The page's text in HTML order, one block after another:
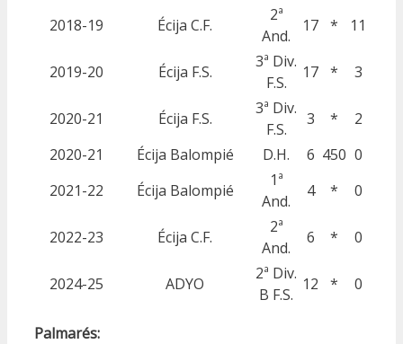
2018-19 Écija C.F.
2ª
And.
17 * 11
2019-20 Écija F.S.
3ª Div.
F.S.
17 * 3
2020-21 Écija F.S.
3ª Div.
F.S.
3 *
2
2020-21
Écija Balompié D.H. 6 450 0
2021-22
Écija Balompié
1ª
And.
4 * 0
2022-23 Écija C.F.
2ª
And.
6 * 0
2024-25 ADYO
2ª Div.
B F.S.
12 * 0
Palmarés: